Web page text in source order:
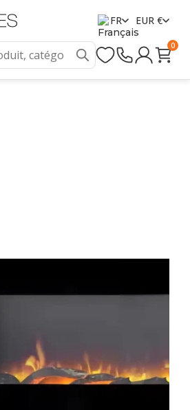
FR EUR €
0